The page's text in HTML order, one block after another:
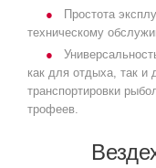
Простота
техническому
как для отдыха, так и
транспортировки
трофеев.